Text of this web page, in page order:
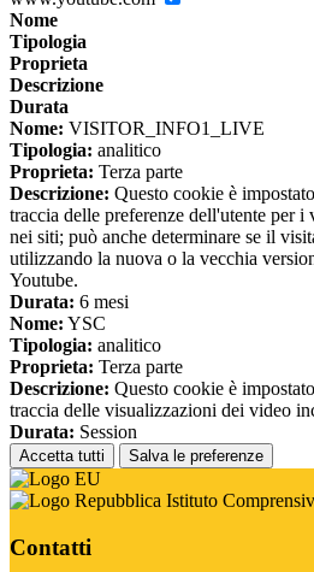
Nome
Tipologia
Proprieta
Descrizione
Durata
Nome: VISITOR_INFO1_LIVE
Tipologia: analitico
Proprieta: Terza parte
Descrizione: Questo cookie è
traccia delle preferenze dell'utente per
nei siti; può anche determinare se il
utilizzando la nuova o la vecchia
Youtube.
Durata: 6 mesi
Nome: YSC
Tipologia: analitico
Proprieta: Terza parte
Descrizione: Questo cookie è
traccia delle visualizzazioni dei video
Durata: Session
Accetta tutti Salva le preferenze
Istituto
Contatti